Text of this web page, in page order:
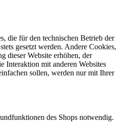
die für den technischen Betrieb der
gesetzt werden. Andere Cookies,
dieser Website erhöhen, der
Interaktion mit anderen Websites
sollen, werden nur mit Ihrer
des Shops notwendig.